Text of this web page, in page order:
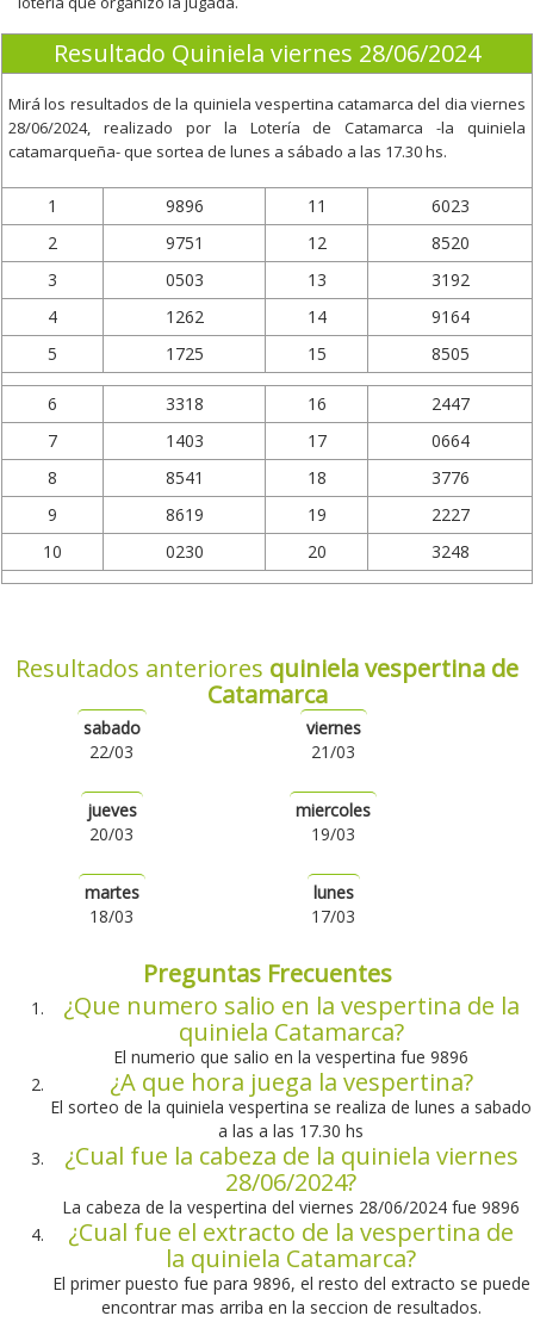
Resultado Quiniela viernes 28/06/2024
Mirá los resultados de la quiniela vespertina catamarca del dia viernes
28/06/2024, realizado por la Lotería de Catamarca -la quiniela
catamarqueña- que sortea de lunes a sábado a las 17.30 hs.
1 9896 11
6023
2
9751 12
8520
3
0503 13
3192
4
1262 14
9164
5
1725 15 8505
6 3318 16
2447
7
1403 17
0664
8
8541 18
3776
9
8619 19
2227
10
0230 20 3248
Resultados anteriores quiniela vespertina de
Catamarca
sabado
22/03
viernes
21/03
jueves
20/03
miercoles
19/03
martes
18/03
lunes
17/03
Preguntas Frecuentes
¿Que numero salio en la vespertina de la
quiniela Catamarca?
El numerio que salio en la vespertina fue 9896
¿A que hora juega la vespertina?
El sorteo de la quiniela vespertina se realiza de lunes a sabado
a las a las 17.30 hs
¿Cual fue la cabeza de la quiniela viernes
28/06/2024?
La cabeza de la vespertina del viernes 28/06/2024 fue 9896
¿Cual fue el extracto de la vespertina de
la quiniela Catamarca?
El primer puesto fue para 9896, el resto del extracto se puede
encontrar mas arriba en la seccion de resultados.